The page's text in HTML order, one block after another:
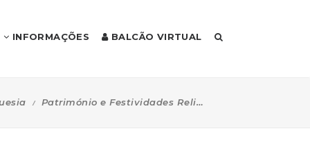
INFORMAÇÕES BALCÃO VIRTUAL
Património e Festividades Religiosas na Paróquia